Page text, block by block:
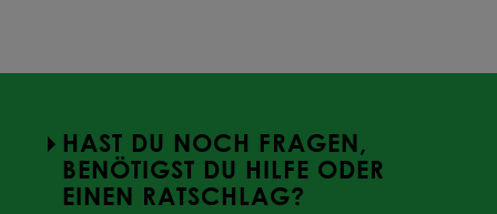
HAST DU NOCH FRAGEN,
BENÖTIGST DU HILFE ODER
EINEN RATSCHLAG?